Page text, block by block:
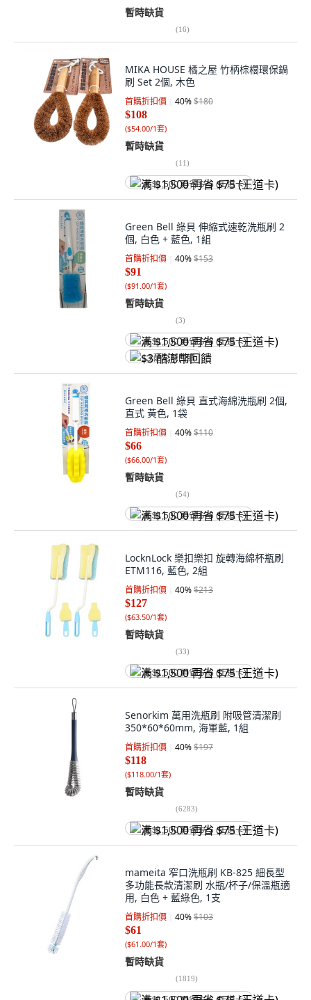
暫時缺貨
(16)
MIKA HOUSE 橘之屋 竹柄棕櫚環保鍋
刷 Set 2個, 木色
首購折扣價 40%$180
$108
($54.00/1套)
暫時缺貨
(11)
满 $1,500 再省 $75 (王道卡)
Green Bell 綠貝 伸縮式速乾洗瓶刷 2
個, 白色 + 藍色, 1組
首購折扣價 40%$153
$91
($91.00/1套)
暫時缺貨
(3)
满 $1,500 再省 $75 (王道卡)
$3 酷澎幣回饋
Green Bell 綠貝 直式海綿洗瓶刷 2個,
直式 黃色, 1袋
首購折扣價 40%$110
$66
($66.00/1套)
暫時缺貨
(54)
满 $1,500 再省 $75 (王道卡)
LocknLock 樂扣樂扣 旋轉海綿杯瓶刷
ETM116, 藍色, 2組
首購折扣價 40%$213
$127
($63.50/1套)
暫時缺貨
(33)
满 $1,500 再省 $75 (王道卡)
Senorkim 萬用洗瓶刷 附吸管清潔刷
350*60*60mm, 海軍藍, 1組
首購折扣價 40%$197
$118
($118.00/1套)
暫時缺貨
(6283)
满 $1,500 再省 $75 (王道卡)
mameita 窄口洗瓶刷 KB-825 細長型
多功能長款清潔刷 水瓶/杯子/保溫瓶適
用, 白色 + 藍綠色, 1支
首購折扣價 40%$103
$61
($61.00/1套)
暫時缺貨
(1819)